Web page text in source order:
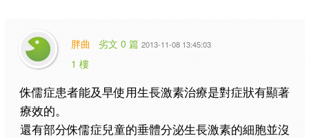
胖曲 劣文 0 篇 2013-11-08 13:45:03
1 樓
侏儒症患者能及早使用生長激素治療是對症狀有顯著
療效的。
還有部分侏儒症兒童的垂體分泌生長激素的細胞並沒